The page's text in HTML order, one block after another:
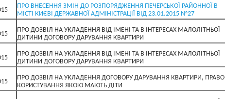
ПРО ВНЕСЕННЯ ЗМІН ДО РОЗПОРЯДЖЕННЯ ПЕЧЕРСЬКОЇ РАЙОННОЇ В
МІСТІ КИЄВІ ДЕРЖАВНОЇ АДМІНІСТРАЦІЇ ВІД 23.01.2015 №27
ПРО ДОЗВІЛ НА УКЛАДЕННЯ ВІД ІМЕНІ ТА В ІНТЕРЕСАХ МАЛОЛІТНЬОЇ
ДИТИНИ ДОГОВОРУ ДАРУВАННЯ КВАРТИРИ
ПРО ДОЗВІЛ НА УКЛАДЕННЯ ВІД ІМЕНІ ТА В ІНТЕРЕСАХ МАЛОЛІТНЬОЇ
ДИТИНИ ДОГОВОРУ ДАРУВАННЯ КВАРТИРИ
ПРО ДОЗВІЛ НА УКЛАДЕННЯ ДОГОВОРУ ДАРУВАННЯ КВАРТИРИ, ПРАВО
КОРИСТУВАННЯ ЯКОЮ МАЮТЬ ДІТИ